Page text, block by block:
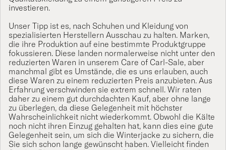
investieren.
Unser Tipp ist es, nach Schuhen und Kleidung von
spezialisierten Herstellern Ausschau zu halten. Marken,
die ihre Produktion auf eine bestimmte Produktgruppe
fokussieren. Diese landen normalerweise nicht unter den
reduzierten Waren in unserem Care of Carl-Sale, aber
manchmal gibt es Umstände, die es uns erlauben, auch
diese Waren zu einem reduzierten Preis anzubieten. Aus
Erfahrung verschwinden sie extrem schnell. Wir raten
daher zu einem gut durchdachten Kauf, aber ohne lange
zu überlegen, da diese Gelegenheit mit höchster
Wahrscheinlichkeit nicht wiederkommt. Obwohl die Kälte
noch nicht ihren Einzug gehalten hat, kann dies eine gute
Gelegenheit sein, um sich die Winterjacke zu sichern, die
Sie sich schon lange gewünscht haben. Vielleicht finden